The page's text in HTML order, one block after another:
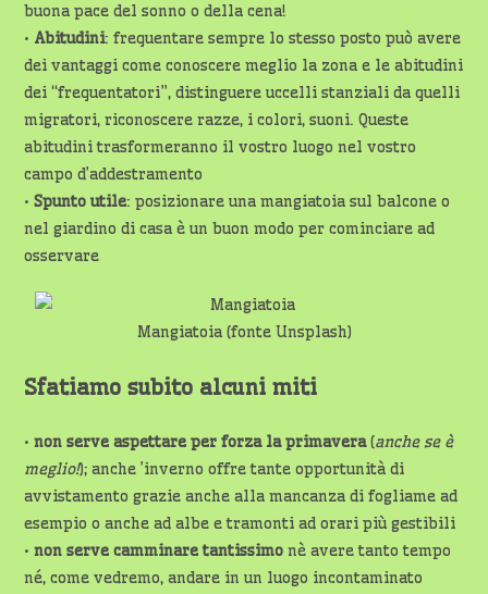
buona pace del sonno o della cena!
• Abitudini: frequentare sempre lo stesso posto può avere
dei vantaggi come conoscere meglio la zona e le abitudini
dei “frequentatori”, distinguere uccelli stanziali da quelli
migratori, riconoscere razze, i colori, suoni. Queste
abitudini trasformeranno il vostro luogo nel vostro
campo d’addestramento
•Spunto utile: posizionare una mangiatoia sul balcone o
nel giardino di casa è un buon modo per cominciare ad
osservare
Mangiatoia (fonte Unsplash)
Sfatiamo subito alcuni miti
•non serve aspettare per forza la primavera(anche se è
meglio!); anche ’inverno offre tante opportunità di
avvistamento grazie anche alla mancanza di fogliame ad
esempio o anche ad albe e tramonti ad orari più gestibili
•non serve camminare tantissimo nè avere tanto tempo
né, come vedremo, andare in un luogo incontaminato